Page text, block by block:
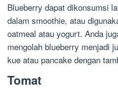
Blueberry dapat dikonsumsi
dalam smoothie, atau
oatmeal atau yogurt. Anda
mengolah blueberry menjadi
kue atau pancake dengan
Tomat